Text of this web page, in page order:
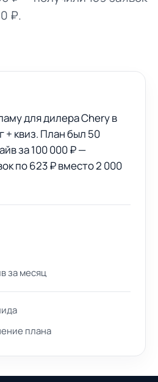
₽.
для дилера Chery в
+ квиз. План был 50
за 100 000 ₽ —
по 623 ₽ вместо 2 000
за месяц
плана